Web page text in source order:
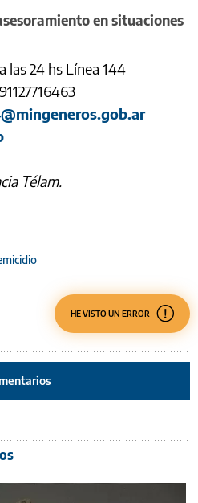
en situaciones
las 24 hs Línea 144
Télam.
HE VISTO UN ERROR